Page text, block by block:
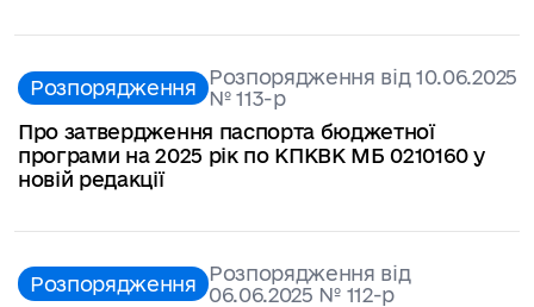
Розпорядження Розпорядження від 10.06.2025
№ 113-р
Про затвердження паспорта бюджетної
програми на 2025 рік по КПКВК МБ 0210160 у
новій редакції
Розпорядження Розпорядження від
06.06.2025 № 112-р